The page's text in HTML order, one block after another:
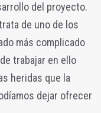
del proyecto.
de uno de los
más complicado
trabajar en ello
heridas que la
dejar ofrecer